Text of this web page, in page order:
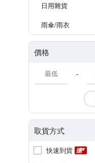
日用雜貨
雨傘/雨衣
價格
-
取貨方式
快速到貨